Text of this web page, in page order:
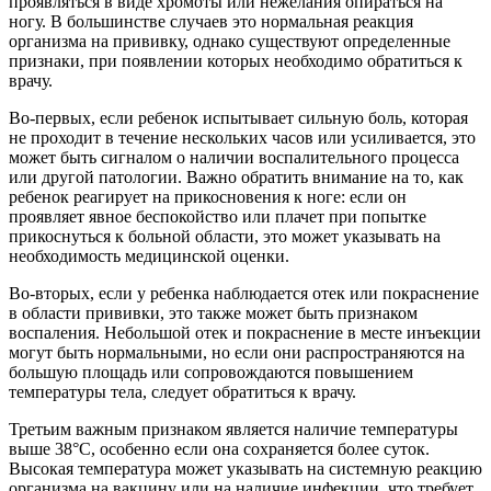
ногу. В большинстве случаев это нормальная реакция
организма на прививку, однако существуют определенные
признаки, при появлении которых необходимо обратиться к
врачу.
Во-первых, если ребенок испытывает сильную боль, которая
не проходит в течение нескольких часов или усиливается, это
может быть сигналом о наличии воспалительного процесса
или другой патологии. Важно обратить внимание на то, как
ребенок реагирует на прикосновения к ноге: если он
проявляет явное беспокойство или плачет при попытке
прикоснуться к больной области, это может указывать на
необходимость медицинской оценки.
Во-вторых, если у ребенка наблюдается отек или покраснение
в области прививки, это также может быть признаком
воспаления. Небольшой отек и покраснение в месте инъекции
могут быть нормальными, но если они распространяются на
большую площадь или сопровождаются повышением
температуры тела, следует обратиться к врачу.
Третьим важным признаком является наличие температуры
выше 38°C, особенно если она сохраняется более суток.
Высокая температура может указывать на системную реакцию